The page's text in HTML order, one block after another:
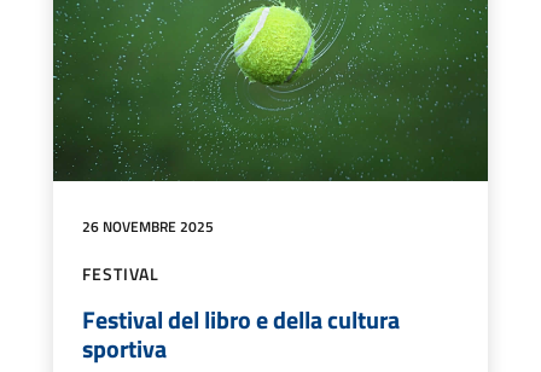
26 NOVEMBRE 2025
FESTIVAL
Festival del libro e della cultura
sportiva